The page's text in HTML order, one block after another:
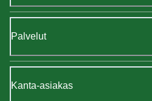
Palvelut
Kanta-asiakas